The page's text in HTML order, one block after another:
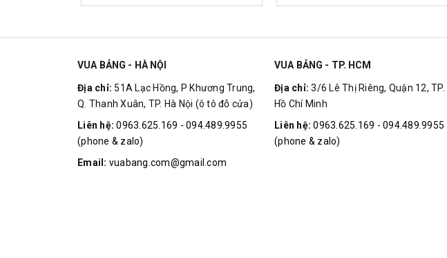
VUA BẢNG - HÀ NỘI
Địa chỉ: 51A Lạc Hồng, P Khương Trung,
Q. Thanh Xuân, TP. Hà Nội (ô tô đỗ cửa)
Liên hệ:0963.625.169 - 094.489.9955
(phone & zalo)
Email: vuabang.com@gmail.com
VUA BẢNG - TP. HCM
Địa chỉ:3/6 Lê Thị Riêng, Quận 12, TP.
Hồ Chí Minh
Liên hệ:0963.625.169 - 094.489.9955
(phone & zalo)